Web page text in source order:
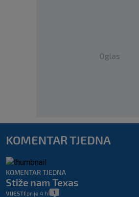
Oglas
KOMENTAR TJEDNA
KOMENTAR TJEDNA
Stiže nam Texas
VIJESTI prije 4 h 1